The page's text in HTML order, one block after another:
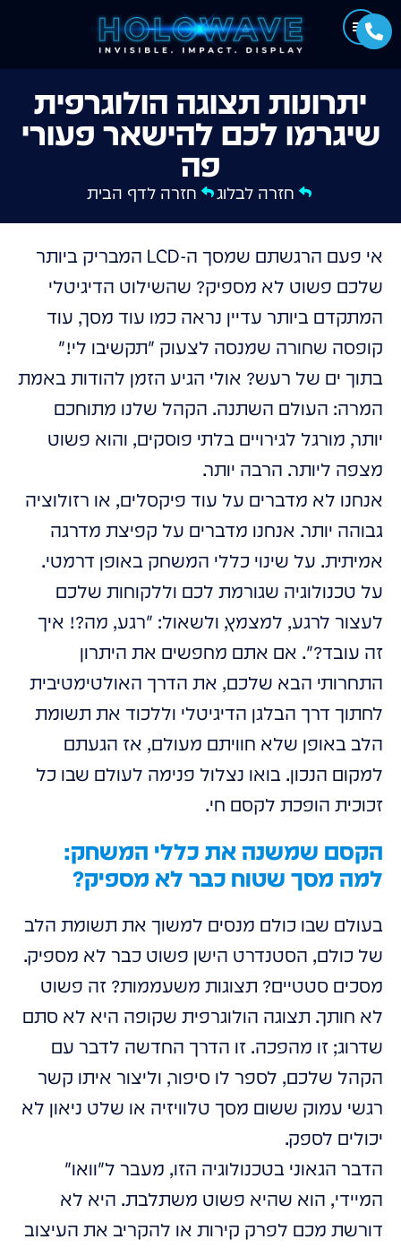
יתרונות תצוגה הולוגרפית
שיגרמו לכם להישאר פעורי
פה
חזרה לבלוג חזרה לדף הבית
אי פעם הרגשתם שמסך ה-LCD המבריק ביותר
שלכם פשוט לא מספיק? שהשילוט הדיגיטלי
המתקדם ביותר עדיין נראה כמו עוד מסך, עוד
קופסה שחורה שמנסה לצעוק "תקשיבו לי!"
בתוך ים של רעש? אולי הגיע הזמן להודות באמת
המרה: העולם השתנה. הקהל שלנו מתוחכם
יותר, מורגל לגירויים בלתי פוסקים, והוא פשוט
מצפה ליותר. הרבה יותר.
אנחנו לא מדברים על עוד פיקסלים, או רזולוציה
גבוהה יותר. אנחנו מדברים על קפיצת מדרגה
אמיתית. על שינוי כללי המשחק באופן דרמטי.
על טכנולוגיה שגורמת לכם וללקוחות שלכם
לעצור לרגע, למצמץ, ולשאול: "רגע, מה?! איך
זה עובד?". אם אתם מחפשים את היתרון
התחרותי הבא שלכם, את הדרך האולטימטיבית
לחתוך דרך הבלגן הדיגיטלי וללכוד את תשומת
הלב באופן שלא חוויתם מעולם, אז הגעתם
למקום הנכון. בואו נצלול פנימה לעולם שבו כל
זכוכית הופכת לקסם חי.
הקסם שמשנה את כללי המשחק:
למה מסך שטוח כבר לא מספיק?
בעולם שבו כולם מנסים למשוך את תשומת הלב
של כולם, הסטנדרט הישן פשוט כבר לא מספיק.
מסכים סטטיים? תצוגות משעממות? זה פשוט
לא חותך. תצוגה הולוגרפית שקופה היא לא סתם
שדרוג; זו מהפכה. זו הדרך החדשה לדבר עם
הקהל שלכם, לספר לו סיפור, וליצור איתו קשר
רגשי עמוק ששום מסך טלוויזיה או שלט ניאון לא
יכולים לספק.
הדבר הגאוני בטכנולוגיה הזו, מעבר ל"וואו"
המיידי, הוא שהיא פשוט משתלבת. היא לא
דורשת מכם לפרק קירות או להקריב את העיצוב